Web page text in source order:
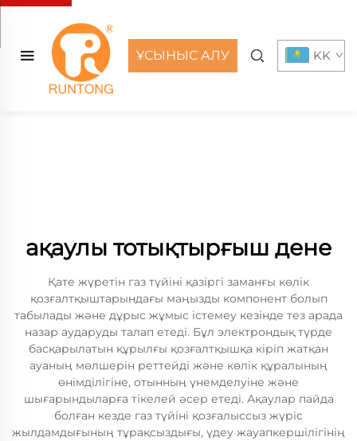
ҰСЫНЫС АЛУ KK
ақаулы тотықтырғыш дене
Қате жүретін газ түйіні қазіргі заманғы көлік
қозғалтқыштарындағы маңызды компонент болып
табылады және дұрыс жұмыс істемеу кезінде тез арада
назар аударуды талап етеді. Бұл электрондық түрде
басқарылатын құрылғы қозғалтқышқа кіріп жатқан
ауаның мөлшерін реттейді және көлік құралының
өнімділігіне, отынның үнемделуіне және
шығарындыларға тікелей әсер етеді. Ақаулар пайда
болған кезде газ түйіні қозғалыссыз жүріс
жылдамдығының тұрақсыздығы, үдеу жауапкершілігінің